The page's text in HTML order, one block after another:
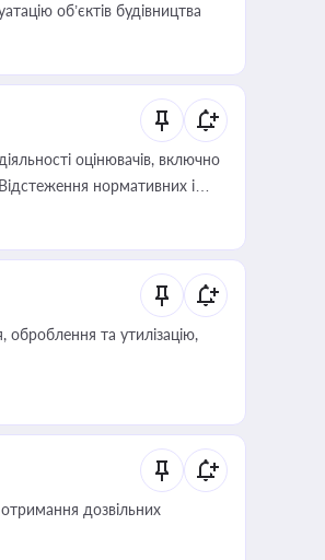
об’єктів будівництва
оцінювачів, включно
нормативних і
оподаткування,
діяльності
та утилізацію,
дозвільних